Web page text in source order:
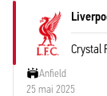
Crystal
Anfield
25 mai 2025